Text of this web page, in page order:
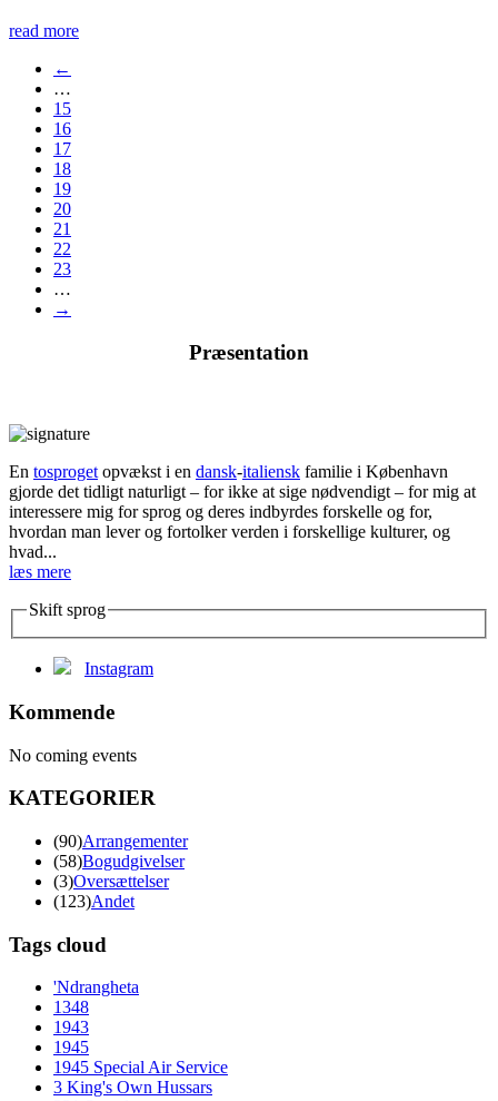
read more
←
…
15
16
17
18
19
20
21
22
23
…
→
Præsentation
En tosproget opvækst i en dansk-italiensk familie i København
gjorde det tidligt naturligt – for ikke at sige nødvendigt – for mig at
interessere mig for sprog og deres indbyrdes forskelle og for,
hvordan man lever og fortolker verden i forskellige kulturer, og
hvad...
læs mere
Skift sprog
Instagram
Kommende
No coming events
KATEGORIER
(90)Arrangementer
(58)Bogudgivelser
(3)Oversættelser
(123)Andet
Tags cloud
'Ndrangheta
1348
1943
1945
1945 Special Air Service
3 King's Own Hussars